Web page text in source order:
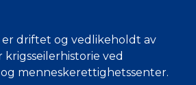
er driftet og vedlikeholdt av
krigsseilerhistorie ved
og menneskerettighetssenter.